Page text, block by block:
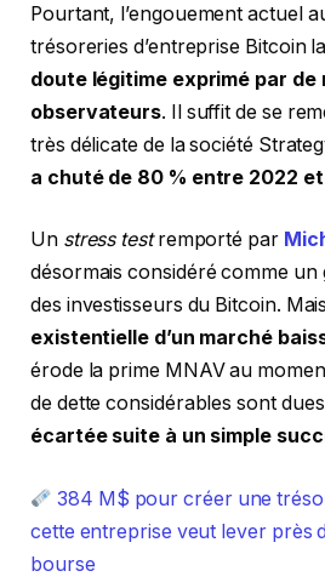
Pourtant, l’engouement actuel
trésoreries d’entreprise Bitcoin
doute légitime exprimé par de
observateurs. Il suffit de se
très délicate de la société
a chuté de 80 % entre 2022
Unstress testremporté par
désormais considéré comme un
des investisseurs du Bitcoin.
existentielle d’un marché
érode la prime MNAV au
de dette considérables sont
écartée suite à un simple
384 M$ pour créer une
cette entreprise veut lever près
bourse